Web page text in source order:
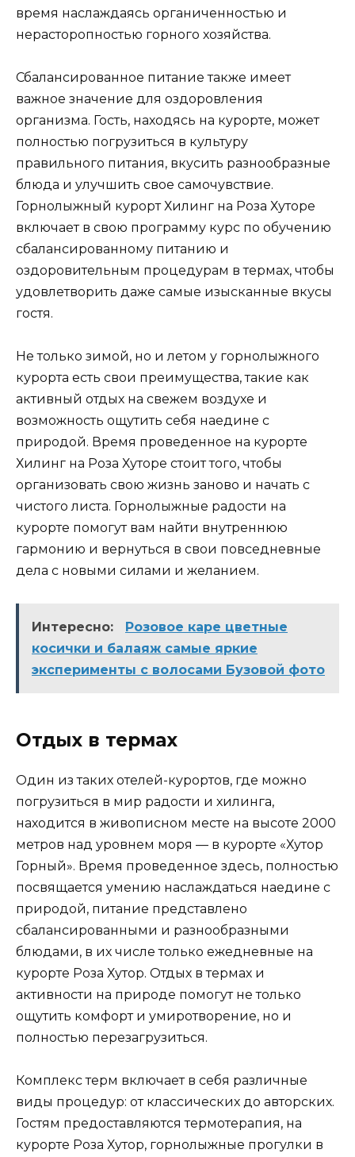
время наслаждаясь органиченностью и
нерасторопностью горного хозяйства.
Сбалансированное питание также имеет
важное значение для оздоровления
организма. Гость, находясь на курорте, может
полностью погрузиться в культуру
правильного питания, вкусить разнообразные
блюда и улучшить свое самочувствие.
Горнолыжный курорт Хилинг на Роза Хуторе
включает в свою программу курс по обучению
сбалансированному питанию и
оздоровительным процедурам в термах, чтобы
удовлетворить даже самые изысканные вкусы
гостя.
Не только зимой, но и летом у горнолыжного
курорта есть свои преимущества, такие как
активный отдых на свежем воздухе и
возможность ощутить себя наедине с
природой. Время проведенное на курорте
Хилинг на Роза Хуторе стоит того, чтобы
организовать свою жизнь заново и начать с
чистого листа. Горнолыжные радости на
курорте помогут вам найти внутреннюю
гармонию и вернуться в свои повседневные
дела с новыми силами и желанием.
Интересно:
Розовое каре цветные
косички и балаяж самые яркие
эксперименты с волосами Бузовой фото
Отдых в термах
Один из таких отелей-курортов, где можно
погрузиться в мир радости и хилинга,
находится в живописном месте на высоте 2000
метров над уровнем моря — в курорте «Хутор
Горный». Время проведенное здесь, полностью
посвящается умению наслаждаться наедине с
природой, питание представлено
сбалансированными и разнообразными
блюдами, в их числе только ежедневные на
курорте Роза Хутор. Отдых в термах и
активности на природе помогут не только
ощутить комфорт и умиротворение, но и
полностью перезагрузиться.
Комплекс терм включает в себя различные
виды процедур: от классических до авторских.
Гостям предоставляются термотерапия, на
курорте Роза Хутор, горнолыжные прогулки в